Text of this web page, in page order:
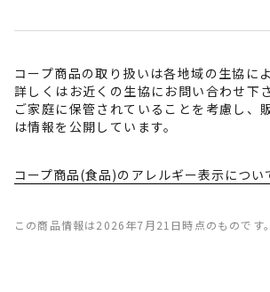
コープ商品の取り扱いは各地域の生協に
詳しくはお近くの生協にお問い合わせ下さ
ご家庭に保管されていることを考慮し、
は情報を公開しています。
コープ商品(食品)のアレルギー表示につい
この商品情報は2026年7月21日時点のものです。